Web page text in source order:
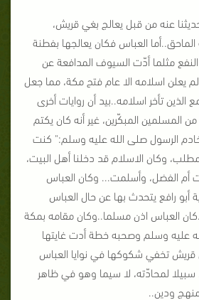
عنه من قبل يعالج بغي قريش،
العباس فكان يعالجها بفطنة
مثلما أدّت السيوف المدافعة عن
يعلن اسلامه الا عام فتح مكة، مما جعل
تأخر اسلامه..بيد أن روايات أخرى
من المسلمين المبكّرين، غير أنه كان يكتم
الرسول صلى الله عليه وسلم:" كنت
وكان الاسلام قد دخلنا أهل البيت،
أم الفضل، وأسلمت... وكان العباس
أبو رافع يتحدث بها عن حال العباس
العباس اذن مسلما..وكان مقامه بمكة
عليه وسلم وصحبه خطة أدت غايتها
تخفي شكوكها في نوايا العباس
سبيلا لمحادّته، لا سيما وهو في ظاهر
ودين..